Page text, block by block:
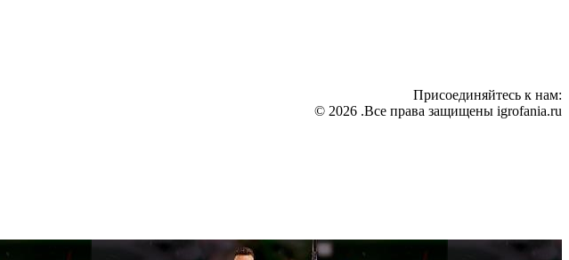
Присоединяйтесь к нам:
© 2026 .Все права защищены igrofania.ru